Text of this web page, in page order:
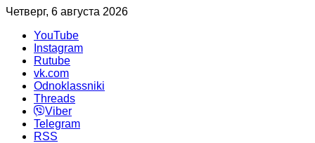
Четверг, 6 августа 2026
YouTube
Instagram
Rutube
vk.com
Odnoklassniki
Threads
Viber
Telegram
RSS